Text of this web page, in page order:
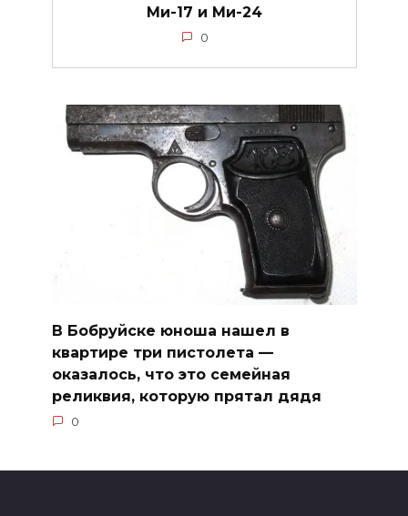
Ми-17 и Ми-24
0
В Бобруйске юноша нашел в
квартире три пистолета —
оказалось, что это семейная
реликвия, которую прятал дядя
0